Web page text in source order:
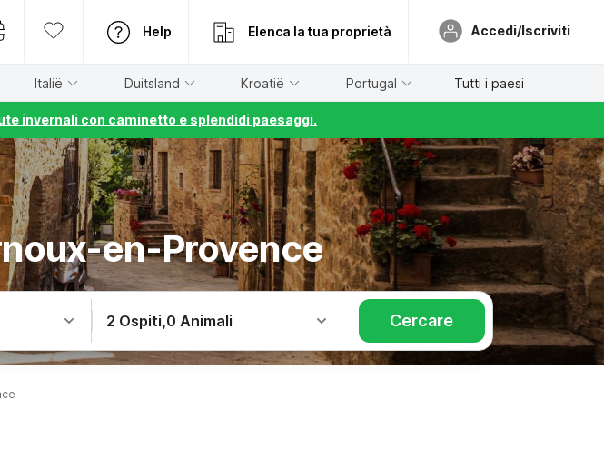
Help Elenca la tua proprietà Accedi/Iscriviti
Italië Duitsland Kroatië Portugal Tutti i paesi
invernali con caminetto e splendidi paesaggi.
en-Provence
2 Ospiti,0 Animali Cercare